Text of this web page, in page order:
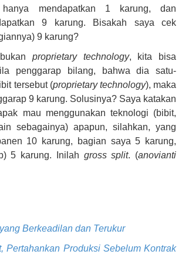
mendapatkan 1 karung, dan
9 karung. Bisakah saya cek
9 karung?
proprietary technology, kita bisa
penggarap bilang, bahwa dia satu-
tersebut (proprietary technology), maka
9 karung. Solusinya? Saya katakan
mau menggunakan teknologi (bibit,
sebagainya) apapun, silahkan, yang
10 karung, bagian saya 5 karung,
5 karung. Inilah gross split. (anovianti
Berkeadilan dan Terukur
Pertahankan Produksi Sebelum Kontrak